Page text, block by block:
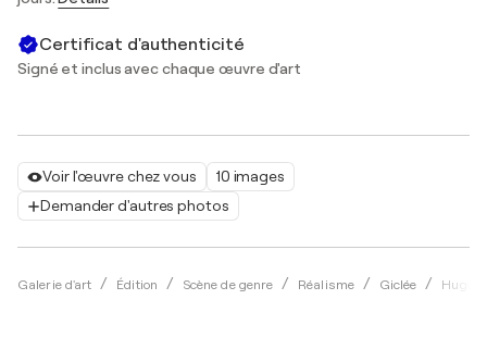
Voir l'œuvre chez vous
10 images
Demander d'autres photos
Galerie d'art Édition Scène de genre Réalisme Giclée Hugo
Certificat d'authenticité
Signé et inclus avec chaque œuvre d'art